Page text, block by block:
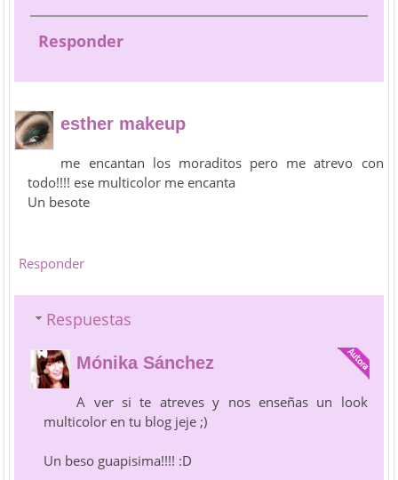
Responder
esther makeup
me encantan los moraditos pero me atrevo con
todo!!!! ese multicolor me encanta
Un besote
Responder
Respuestas
Mónika Sánchez
A ver si te atreves y nos enseñas un look
multicolor en tu blog jeje ;)
Un beso guapisima!!!! :D